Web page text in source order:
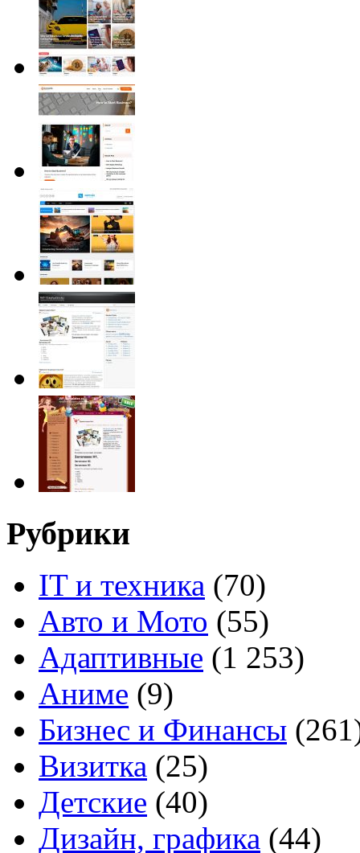
Рубрики
IT и техника (70)
Авто и Мото (55)
Адаптивные (1 253)
Аниме (9)
Бизнес и Финансы
Визитка (25)
Детские (40)
Дизайн, графика (44)